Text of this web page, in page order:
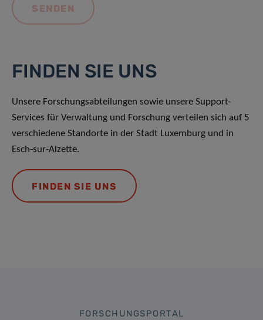
FINDEN SIE UNS
Unsere Forschungsabteilungen sowie unsere Support-
Services für Verwaltung und Forschung verteilen sich auf 5
verschiedene Standorte in der Stadt Luxemburg und in
Esch-sur-Alzette.
FINDEN SIE UNS
FORSCHUNGSPORTAL